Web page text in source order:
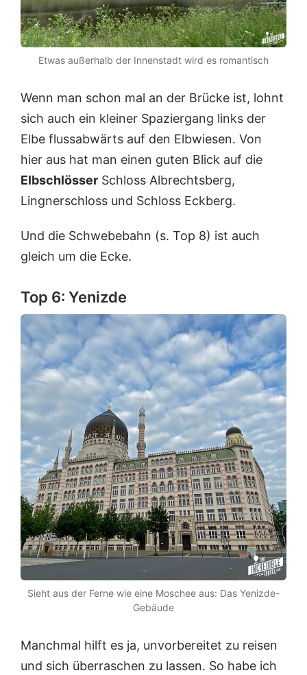
Etwas außerhalb der Innenstadt wird es romantisch
Wenn man schon mal an der Brücke ist, lohnt
sich auch ein kleiner Spaziergang links der
Elbe flussabwärts auf den Elbwiesen. Von
hier aus hat man einen guten Blick auf die
Elbschlösser Schloss Albrechtsberg,
Lingnerschloss und Schloss Eckberg.
Und die Schwebebahn (s. Top 8) ist auch
gleich um die Ecke.
Top 6: Yenizde
Sieht aus der Ferne wie eine Moschee aus: Das Yenizde-
Gebäude
Manchmal hilft es ja, unvorbereitet zu reisen
und sich überraschen zu lassen. So habe ich